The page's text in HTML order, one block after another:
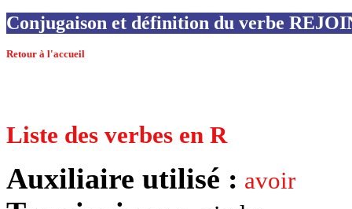
Conjugaison et définition du verbe
Retour à l'accueil
Liste des verbes en R
Auxiliaire utilisé : avoir